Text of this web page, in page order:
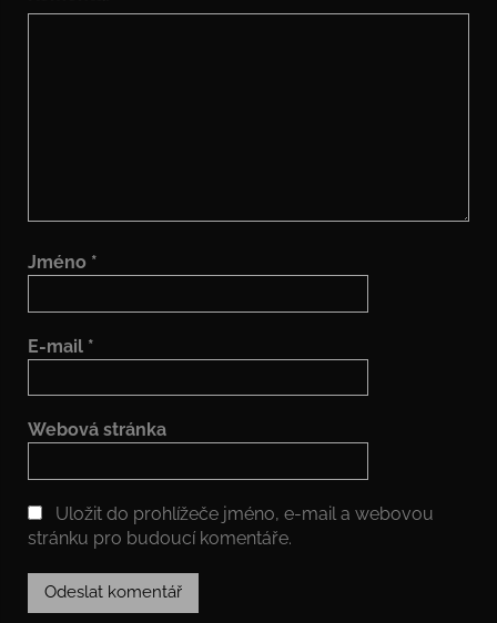
Jméno *
E-mail *
Webová stránka
Uložit do prohlížeče jméno, e-mail a webovou
stránku pro budoucí komentáře.